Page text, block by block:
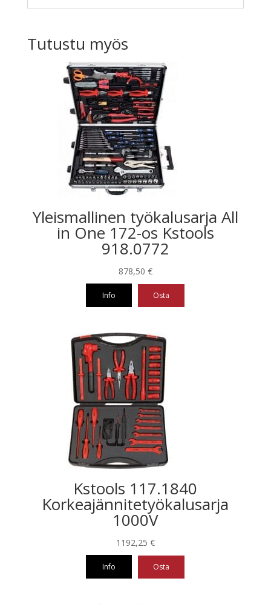
Tutustu myös
Yleismallinen työkalusarja All
in One 172-os Kstools
918.0772
878,50 €
Info Osta
Kstools 117.1840
Korkeajännitetyökalusarja
1000V
1192,25 €
Info Osta